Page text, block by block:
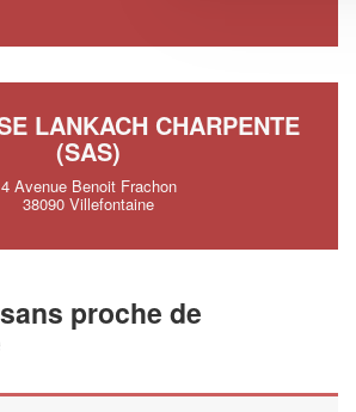
LANKACH CHARPENTE
(SAS)
4 Avenue Benoit Frachon
38090 Villefontaine
proche de